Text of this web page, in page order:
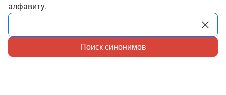
алфавиту.
Поиск синонимов